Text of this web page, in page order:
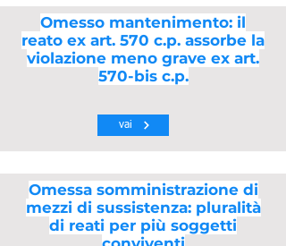
Omesso mantenimento: il
reato ex art. 570 c.p. assorbe la
violazione meno grave ex art.
570-bis c.p.
vai
Omessa somministrazione di
mezzi di sussistenza: pluralità
di reati per più soggetti